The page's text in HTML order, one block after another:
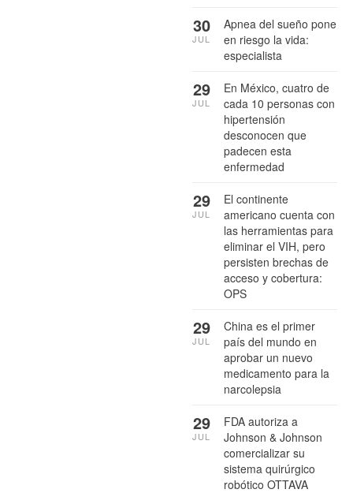
Apnea del sueño pone
en riesgo la vida:
especialista
30
JUL
En México, cuatro de
cada 10 personas con
hipertensión
desconocen que
padecen esta
enfermedad
29
JUL
El continente
americano cuenta con
las herramientas para
eliminar el VIH, pero
persisten brechas de
acceso y cobertura:
OPS
29
JUL
China es el primer
país del mundo en
aprobar un nuevo
medicamento para la
narcolepsia
29
JUL
FDA autoriza a
Johnson & Johnson
comercializar su
sistema quirúrgico
robótico OTTAVA
29
JUL